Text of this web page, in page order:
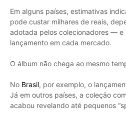
Em alguns países, estimativas
pode custar milhares de reais,
adotada pelos colecionadores — e
lançamento em cada mercado.
O álbum não chega ao mesmo
No Brasil, por exemplo, o
Já em outros países, a coleção
acabou revelando até pequenos